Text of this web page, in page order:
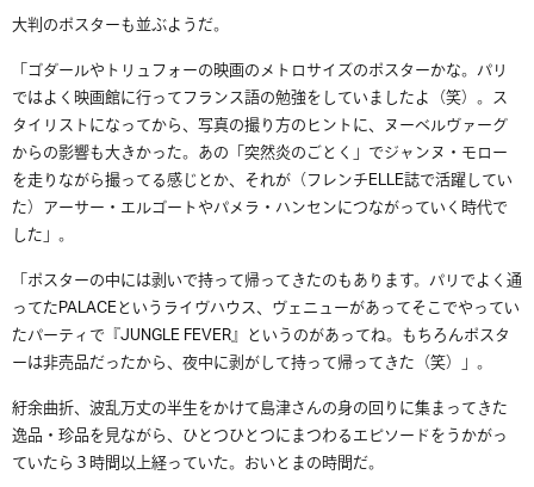
大判のポスターも並ぶようだ。
「ゴダールやトリュフォーの映画のメトロサイズのポスターかな。パリ
ではよく映画館に行ってフランス語の勉強をしていましたよ（笑）。ス
タイリストになってから、写真の撮り方のヒントに、ヌーベルヴァーグ
からの影響も大きかった。あの「突然炎のごとく」でジャンヌ・モロー
を走りながら撮ってる感じとか、それが（フレンチELLE誌で活躍してい
た）アーサー・エルゴートやパメラ・ハンセンにつながっていく時代で
した」。
「ポスターの中には剥いで持って帰ってきたのもあります。パリでよく通
ってたPALACEというライヴハウス、ヴェニューがあってそこでやってい
たパーティで『JUNGLE FEVER』というのがあってね。もちろんポスタ
ーは非売品だったから、夜中に剥がして持って帰ってきた（笑）」。
紆余曲折、波乱万丈の半生をかけて島津さんの身の回りに集まってきた
逸品・珍品を見ながら、ひとつひとつにまつわるエピソードをうかがっ
ていたら３時間以上経っていた。おいとまの時間だ。